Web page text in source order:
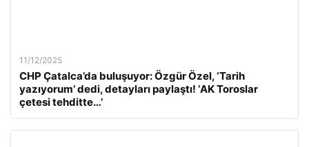
11/12/2025
CHP Çatalca’da buluşuyor: Özgür Özel, ‘Tarih
yazıyorum’ dedi, detayları paylaştı! ‘AK Toroslar
çetesi tehditte…’